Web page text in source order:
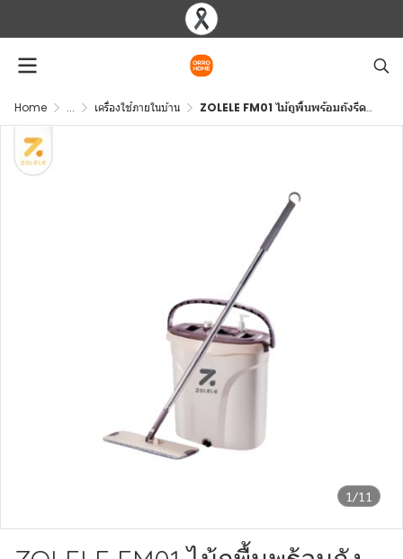
Home ... เครื่องใช้ภายในบ้าน ZOLELE FM01 ไม้ถูพื้นพร้อมถังรีดน้ำ ซัก/รีดน้ำในตัว
1/11